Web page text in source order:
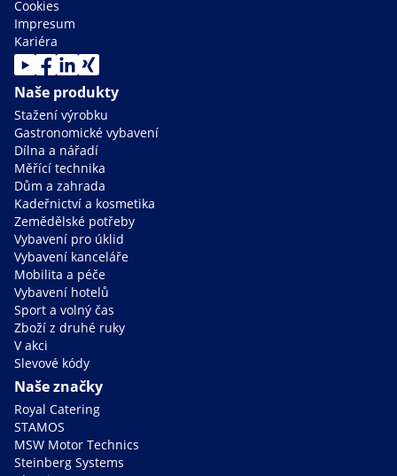
Cookies
Impresum
Kariéra
Naše produkty
Stažení výrobku
Gastronomické vybavení
Dílna a nářadí
Měřící technika
Dům a zahrada
Kadeřnictví a kosmetika
Zemědělské potřeby
Vybavení pro úklid
Vybavení kanceláře
Mobilita a péče
Vybavení hotelů
Sport a volný čas
Zboží z druhé ruky
V akci
Slevové kódy
Naše značky
Royal Catering
STAMOS
MSW Motor Technics
Steinberg Systems